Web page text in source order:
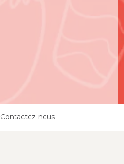
Contactez-nous